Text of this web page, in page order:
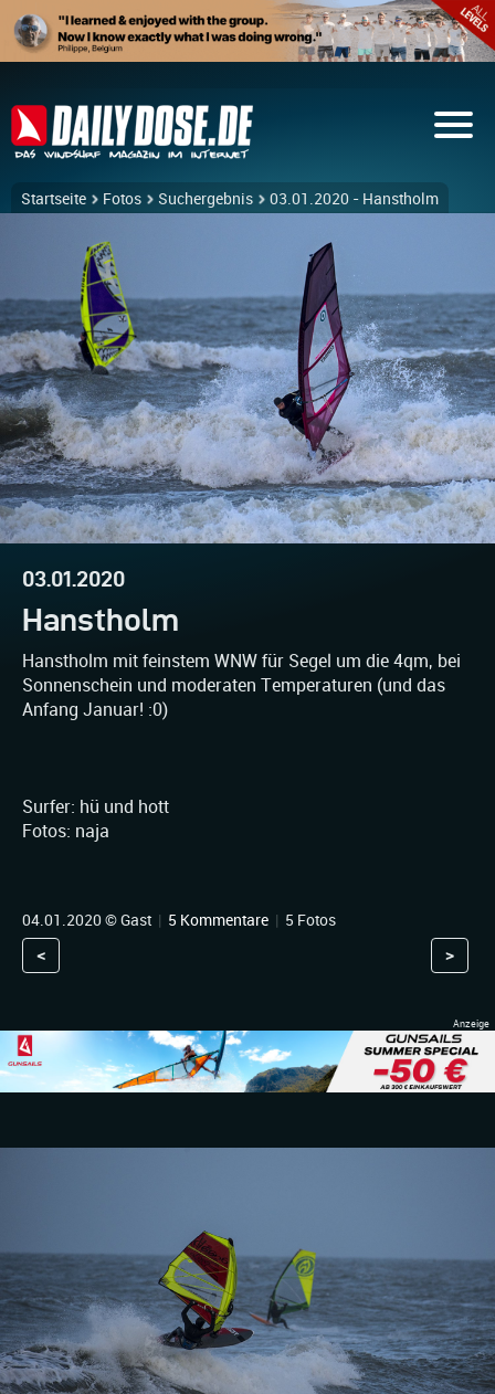
Startseite Fotos Suchergebnis 03.01.2020 - Hanstholm
03.01.2020
Hanstholm
Hanstholm mit feinstem WNW für Segel um die 4qm, bei
Sonnenschein und moderaten Temperaturen (und das
Anfang Januar! :0)
Surfer: hü und hott
Fotos: naja
04.01.2020 © Gast | 5 Kommentare | 5 Fotos
< >